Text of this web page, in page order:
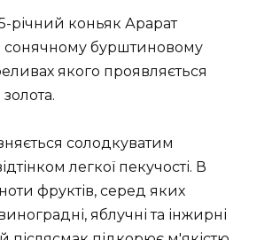
коньяк Арарат
сонячному бурштиновому
якого проявляється
солодкуватим
легкої пекучості. В
фруктів, серед яких
яблучні та інжирні